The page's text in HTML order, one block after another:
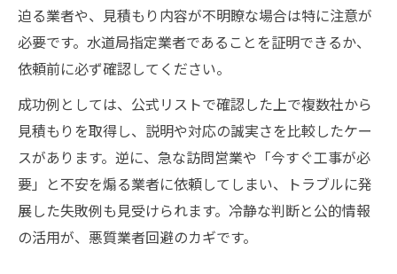
迫る業者や、見積もり内容が不明瞭な場合は特に注意が
必要です。水道局指定業者であることを証明できるか、
依頼前に必ず確認してください。
成功例としては、公式リストで確認した上で複数社から
見積もりを取得し、説明や対応の誠実さを比較したケー
スがあります。逆に、急な訪問営業や「今すぐ工事が必
要」と不安を煽る業者に依頼してしまい、トラブルに発
展した失敗例も見受けられます。冷静な判断と公的情報
の活用が、悪質業者回避のカギです。